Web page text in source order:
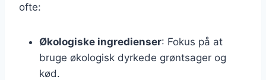
ofte:
Økologiske ingredienser: Fokus på at
bruge økologisk dyrkede grøntsager og
kød.